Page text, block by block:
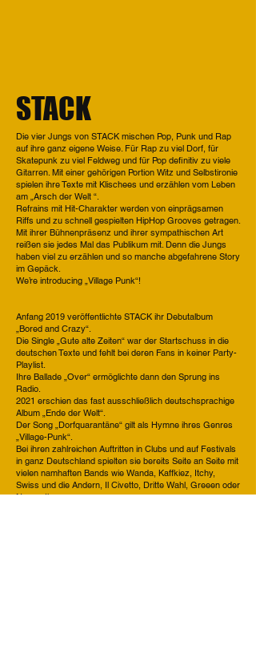
STACK
Die vier Jungs von STACK mischen Pop, Punk und Rap
auf ihre ganz eigene Weise. Für Rap zu viel Dorf, für
Skatepunk zu viel Feldweg und für Pop definitiv zu viele
Gitarren. Mit einer gehörigen Portion Witz und Selbstironie
spielen ihre Texte mit Klischees und erzählen vom Leben
am „Arsch der Welt “.
Refrains mit Hit-Charakter werden von einprägsamen
Riffs und zu schnell gespielten HipHop Grooves getragen.
Mit ihrer Bühnenpräsenz und ihrer sympathischen Art
reißen sie jedes Mal das Publikum mit. Denn die Jungs
haben viel zu erzählen und so manche abgefahrene Story
im Gepäck.
We’re introducing „Village Punk“!
Anfang 2019 veröffentlichte STACK ihr Debutalbum
„Bored and Crazy“.
Die Single „Gute alte Zeiten“ war der Startschuss in die
deutschen Texte und fehlt bei deren Fans in keiner Party-
Playlist.
Ihre Ballade „Over“ ermöglichte dann den Sprung ins
Radio.
2021 erschien das fast ausschließlich deutschsprachige
Album „Ende der Welt“.
Der Song „Dorfquarantäne“ gilt als Hymne ihres Genres
„Village-Punk“.
Bei ihren zahlreichen Auftritten in Clubs und auf Festivals
in ganz Deutschland spielten sie bereits Seite an Seite mit
vielen namhaften Bands wie Wanda, Kaffkiez, Itchy,
Swiss und die Andern, Il Civetto, Dritte Wahl, Greeen oder
Nazareth.